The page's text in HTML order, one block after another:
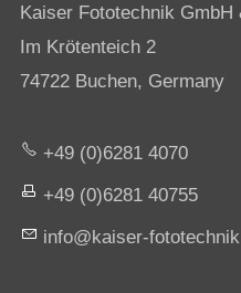
Kaiser Fototechnik GmbH
Im Krötenteich 2
74722 Buchen, Germany
+49 (0)6281 4070
+49 (0)6281 40755
nf
k s r-f t t chn k